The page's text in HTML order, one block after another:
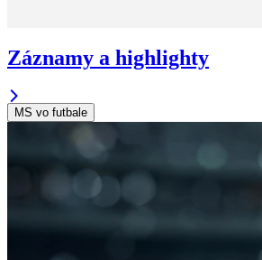
Záznamy a highlighty
MS vo futbale